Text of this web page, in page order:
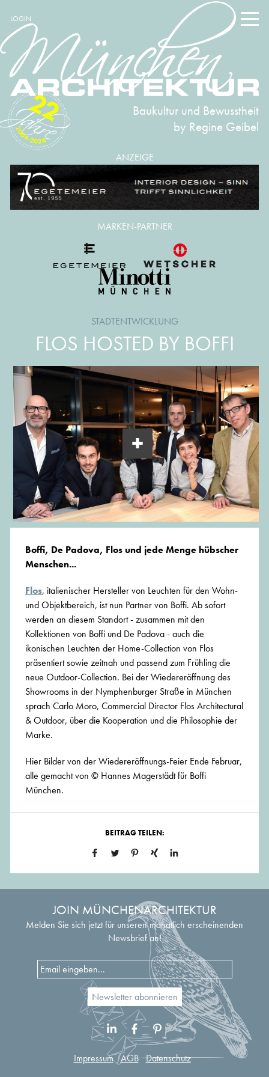
LOGIN
Baukultur und Bewusstheit
by Regine Geibel
2004-2026
22
ANZEIGE
STADTENTWICKLUNG
FLOS HOSTED BY BOFFI
Boffi, De Padova, Flos und jede Menge hübscher
Menschen...
Flos, italienischer Hersteller von Leuchten für den Wohn-
und Objektbereich, ist nun Partner von Boffi. Ab sofort
werden an diesem Standort - zusammen mit den
Kollektionen von Boffi und De Padova - auch die
ikonischen Leuchten der Home-Collection von Flos
präsentiert sowie zeitnah und passend zum Frühling die
neue Outdoor-Collection. Bei der Wiedereröffnung des
Showrooms in der Nymphenburger Straße in München
sprach Carlo Moro, Commercial Director Flos Architectural
& Outdoor, über die Kooperation und die Philosophie der
Marke.
Hier Bilder von der Wiedereröffnungs-Feier Ende Februar,
alle gemacht von © Hannes Magerstädt für Boffi
München.
BEITRAG TEILEN:
JOIN MÜNCHENARCHITEKTUR
Melden Sie sich jetzt für unseren monatlich erscheinenden
Newsbrief an!
Impressum AGB Datenschutz